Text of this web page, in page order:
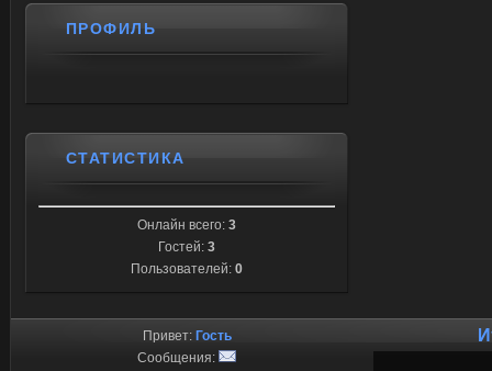
ПРОФИЛЬ
СТАТИСТИКА
Онлайн всего: 3
Гостей: 3
Пользователей: 0
Привет: Гость
Сообщения: